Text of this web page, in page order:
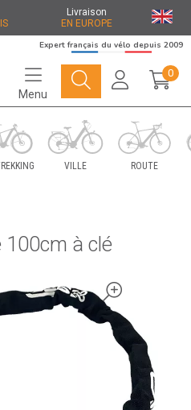
Livraison
EN EUROPE
de vélo
Expert français du vélo depuis 2009
Menu
0
VILLE ROUTE
100cm à clé